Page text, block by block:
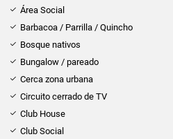
Área Social
Barbacoa / Parrilla / Quincho
Bosque nativos
Bungalow / pareado
Cerca zona urbana
Circuito cerrado de TV
Club House
Club Social